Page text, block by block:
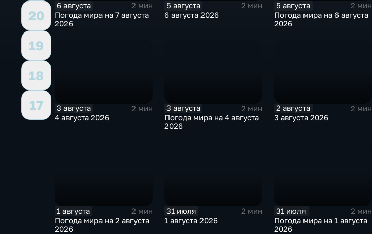
20
19
18
17
6 августа
2 мин
Погода мира на 7 августа
2026
5 августа
2 мин
6 августа 2026
5 августа
2 мин
Погода мира на 6 августа
2026
3 августа
2 мин
4 августа 2026
3 августа
2 мин
Погода мира на 4 августа
2026
2 августа
2 мин
3 августа 2026
1 августа
2 мин
Погода мира на 2 августа
2026
31 июля
2 мин
1 августа 2026
31 июля
2 мин
Погода мира на 1 августа
2026